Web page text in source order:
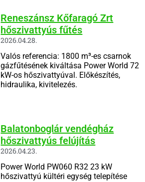
Reneszánsz Kőfaragó Zrt
hőszivattyús fűtés
2026.04.28.
Valós referencia: 1800 m³-es csarnok
gázfűtésének kiváltása Power World 72
kW-os hőszivattyúval. Előkészítés,
hidraulika, kivitelezés.
Balatonboglár vendégház
hőszivattyús felújítás
2026.04.23.
Power World PW060 R32 23 kW
hőszivattyú kültéri egység telepítése